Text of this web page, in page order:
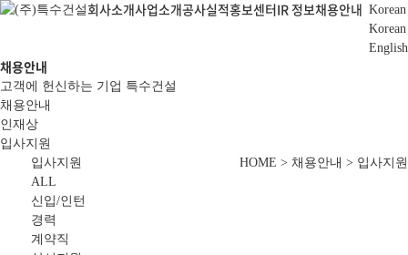
회사소개사업소개공사실적홍보센터IR 정보채용안내 Korean
Korean
English
채용안내
고객에 헌신하는 기업 특수건설
채용안내
인재상
입사지원
입사지원
HOME > 채용안내 > 입사지원
ALL
신입/인턴
경력
계약직